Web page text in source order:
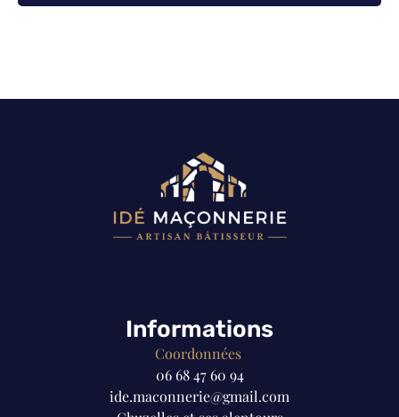
Informations
Coordonnées
06 68 47 60 94
ide.maconnerie@gmail.com